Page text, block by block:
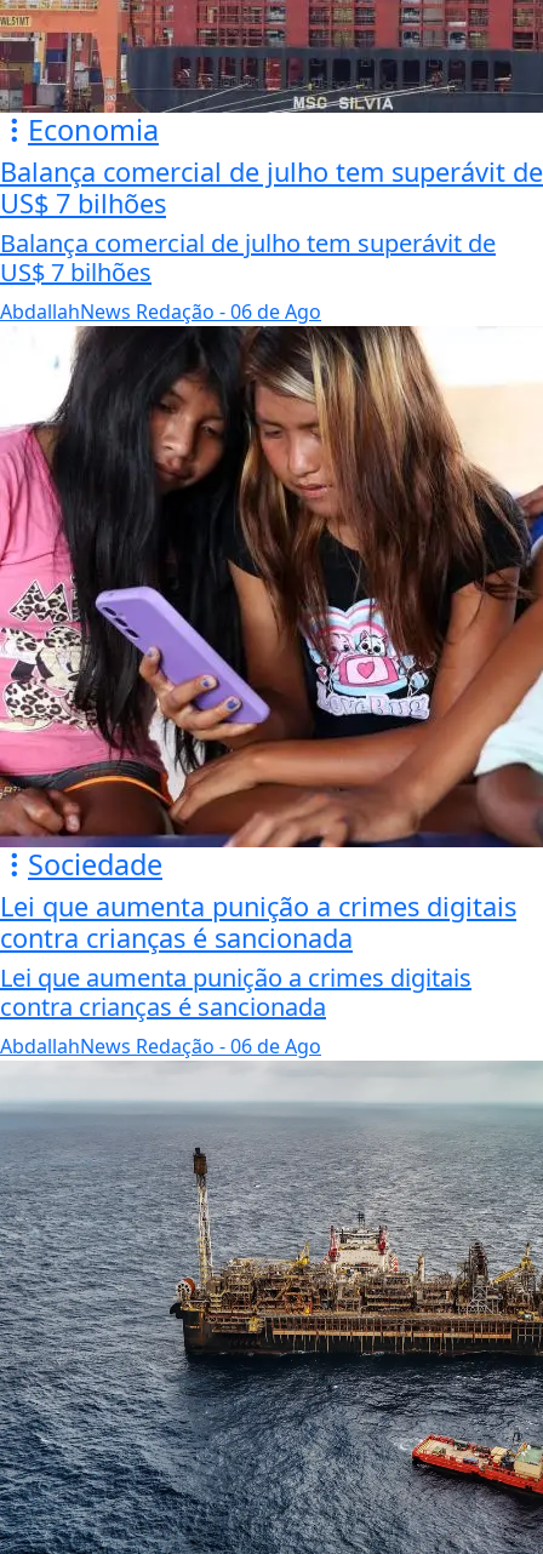
Economia
Balança comercial de julho tem superávit de
US$ 7 bilhões
Balança comercial de julho tem superávit de
US$ 7 bilhões
AbdallahNews Redação - 06 de Ago
Sociedade
Lei que aumenta punição a crimes digitais
contra crianças é sancionada
Lei que aumenta punição a crimes digitais
contra crianças é sancionada
AbdallahNews Redação - 06 de Ago